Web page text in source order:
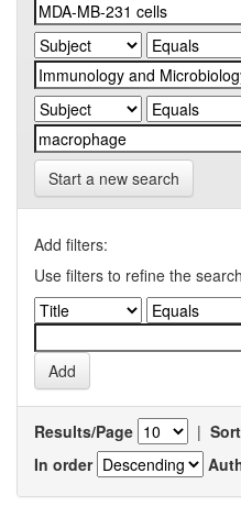
Start a new search
Add filters:
Use filters to refine the
Results/Page |
In order